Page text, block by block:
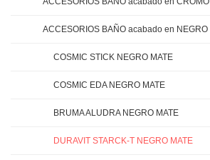
ACCESORIOS BAÑO acabado en NEGRO
COSMIC STICK NEGRO MATE
COSMIC EDA NEGRO MATE
BRUMA ALUDRA NEGRO MATE
DURAVIT STARCK-T NEGRO MATE